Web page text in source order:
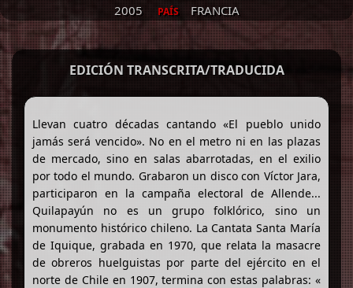
2005
PAÍS FRANCIA
EDICIÓN TRANSCRITA/TRADUCIDA
Llevan cuatro décadas cantando «El pueblo unido
jamás será vencido». No en el metro ni en las plazas
de mercado, sino en salas abarrotadas, en el exilio
por todo el mundo. Grabaron un disco con Víctor Jara,
participaron en la campaña electoral de Allende...
Quilapayún no es un grupo folklórico, sino un
monumento histórico chileno. La Cantata Santa María
de Iquique, grabada en 1970, que relata la masacre
de obreros huelguistas por parte del ejército en el
norte de Chile en 1907, termina con estas palabras: «